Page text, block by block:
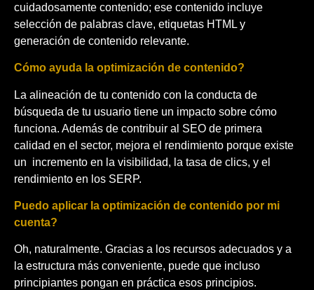
cuidadosamente contenido; ese contenido incluye
selección de palabras clave, etiquetas HTML y
generación de contenido relevante.
Cómo ayuda la optimización de contenido?
La alineación de tu contenido con la conducta de
búsqueda de tu usuario tiene un impacto sobre cómo
funciona. Además de contribuir al SEO de primera
calidad en el sector, mejora el rendimiento porque existe
un incremento en la visibilidad, la tasa de clics, y el
rendimiento en los SERP.
Puedo aplicar la optimización de contenido por mi
cuenta?
Oh, naturalmente. Gracias a los recursos adecuados y a
la estructura más conveniente, puede que incluso
principiantes pongan en práctica esos principios.